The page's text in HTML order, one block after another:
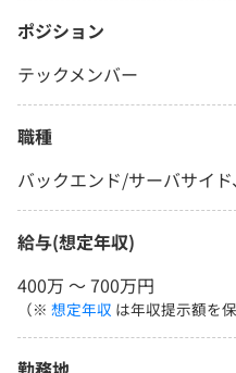
ポジション
テックメンバー
職種
バックエンド/サーバサイ
給与(想定年収)
400万 〜 700万円
（※ 想定年収 は年収提示額を